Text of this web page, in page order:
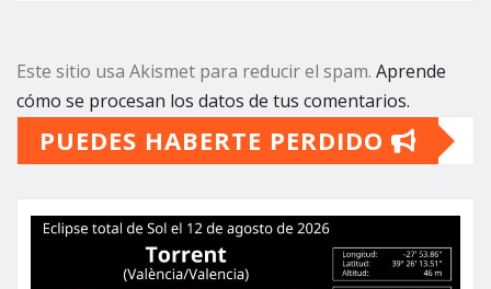
Este sitio usa Akismet para reducir el spam. Aprende
cómo se procesan los datos de tus comentarios.
PUEDES HABERTE PERDIDO